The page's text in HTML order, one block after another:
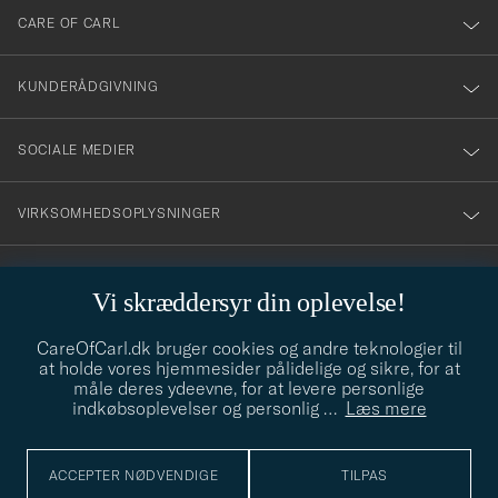
Vi skræddersyr din oplevelse!
CareOfCarl.dk bruger cookies og andre teknologier til
at holde vores hjemmesider pålidelige og sikre, for at
måle deres ydeevne, for at levere personlige
indkøbsoplevelser og personlig … Læs mere
ACCEPTER NØDVENDIGE TILPAS
till
vårt
nyhetsbrev!
CARE OF CARL
KUNDERÅDGIVNING
SOCIALE MEDIER
VIRKSOMHEDSOPLYSNINGER
info@careofcarl.dk
Behøver du hjælp til at finde din stil? Lad os hjælpe dig, vi hjælper
gerne til!
STILRÅD